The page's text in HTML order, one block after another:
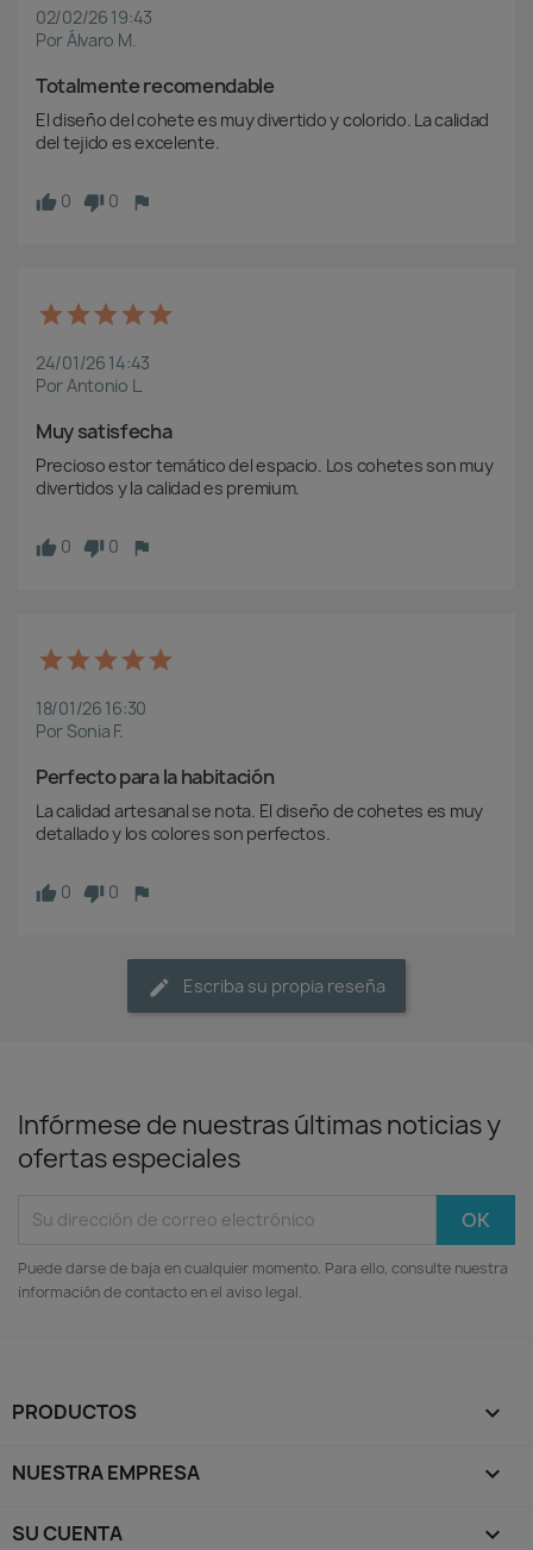
02/02/26 19:43
Por Álvaro M.
Totalmente recomendable
El diseño del cohete es muy divertido y colorido. La calidad
del tejido es excelente.
0 0
24/01/26 14:43
Por Antonio L.
Muy satisfecha
Precioso estor temático del espacio. Los cohetes son muy
divertidos y la calidad es premium.
0 0
18/01/26 16:30
Por Sonia F.
Perfecto para la habitación
La calidad artesanal se nota. El diseño de cohetes es muy
detallado y los colores son perfectos.
0 0
Escriba su propia reseña
Infórmese de nuestras últimas noticias y
ofertas especiales
Puede darse de baja en cualquier momento. Para ello, consulte nuestra
información de contacto en el aviso legal.
PRODUCTOS 
NUESTRA EMPRESA 
SU CUENTA 